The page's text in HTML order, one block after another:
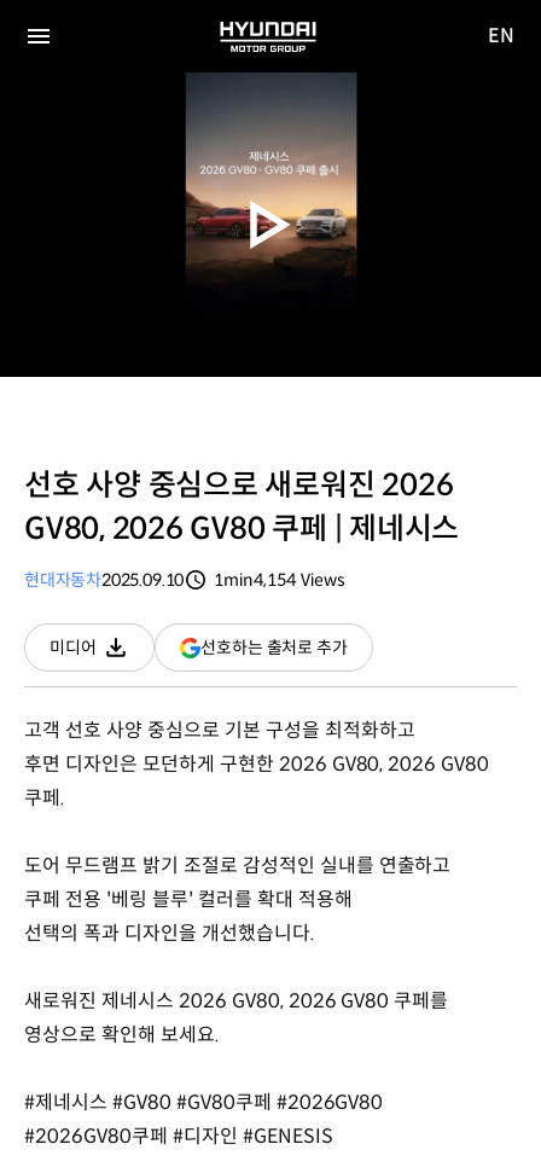
HYUNDAI
MOTOR
EN
선호 사양 중심으로 새로워진 2026
GV80, 2026 GV80 쿠페 | 제네시스
현대자동차2025.09.10
1min4,154 Views
미디어
다운로드
선호하는 출처로 추가(새
창
고객 선호 사양 중심으로 기본 구성을 최적화하고
후면 디자인은 모던하게 구현한 2026 GV80, 2026 GV80
쿠페.
도어 무드램프 밝기 조절로 감성적인 실내를 연출하고
쿠페 전용 '베링 블루' 컬러를 확대 적용해
선택의 폭과 디자인을 개선했습니다.
새로워진 제네시스 2026 GV80, 2026 GV80 쿠페를
영상으로 확인해 보세요.
#제네시스 #GV80 #GV80쿠페 #2026GV80
#2026GV80쿠페 #디자인 #GENESIS